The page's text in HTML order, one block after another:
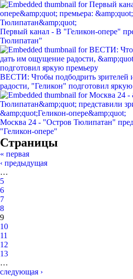
Первый канал - В "Геликон-опере"
Тюлипатан"
ВЕСТИ: Чтобы подбодрить зрителей
радости, "Геликон" подготовил
Москва 24 - "Остров Тюлипатан"
"Геликон-опере"
Страницы
« первая
‹ предыдущая
…
5
6
7
8
9
10
11
12
13
…
следующая ›